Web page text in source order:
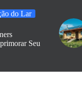
do Lar
Seu